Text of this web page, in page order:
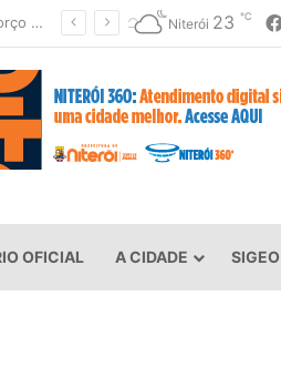
Niterói fecha parques e suspende aulas devido à previsão de ventos fortes Niterói 23 ℃
OFICIAL A CIDADE SIGEO